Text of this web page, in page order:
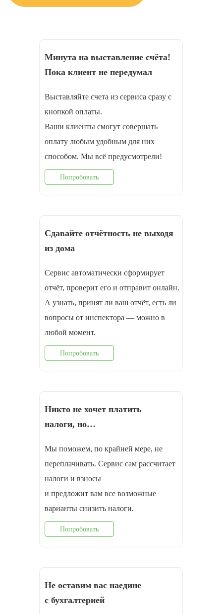
Минута на выставление счёта!
Пока клиент не передумал
Выставляйте счета из сервиса сразу с
кнопкой оплаты.
Ваши клиенты смогут совершать
оплату любым удобным для них
способом. Мы всё предусмотрели!
Попробовать
Сдавайте отчётность не выходя
из дома
Сервис автоматически сформирует
отчёт, проверит его и отправит онлайн.
А узнать, принят ли ваш отчёт, есть ли
вопросы от инспектора — можно в
любой момент.
Попробовать
Никто не хочет платить
налоги, но…
Мы поможем, по крайней мере, не
переплачивать. Сервис сам рассчитает
налоги и взносы
и предложит вам все возможные
варианты снизить налоги.
Попробовать
Не оставим вас наедине
с бухгалтерией